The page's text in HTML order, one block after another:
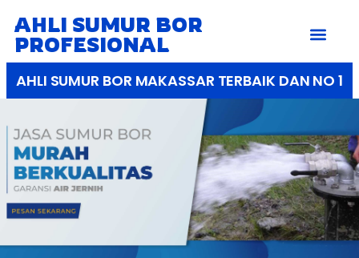
AHLI SUMUR BOR
PROFESIONAL
AHLI SUMUR BOR MAKASSAR TERBAIK DAN NO 1